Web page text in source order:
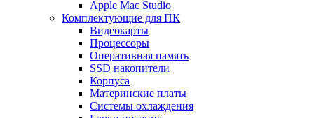
Apple Mac Studio
Комплектующие для ПК
Видеокарты
Процессоры
Оперативная память
SSD накопители
Корпуса
Материнские платы
Системы охлаждения